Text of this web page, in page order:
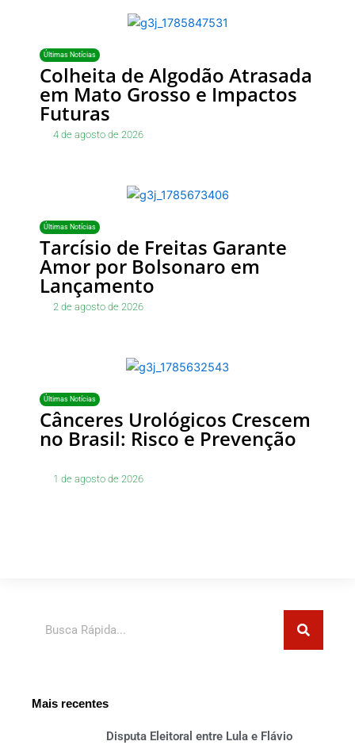
Últimas Notícias
Colheita de Algodão Atrasada
em Mato Grosso e Impactos
Futuras
4 de agosto de 2026
Últimas Notícias
Tarcísio de Freitas Garante
Amor por Bolsonaro em
Lançamento
2 de agosto de 2026
Últimas Notícias
Cânceres Urológicos Crescem
no Brasil: Risco e Prevenção
1 de agosto de 2026
Mais recentes
Disputa Eleitoral entre Lula e Flávio